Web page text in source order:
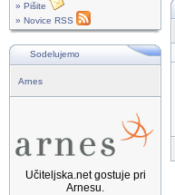
» Pišite
» Novice RSS
Sodelujemo
Arnes
Učiteljska.net gostuje pri
Arnesu.